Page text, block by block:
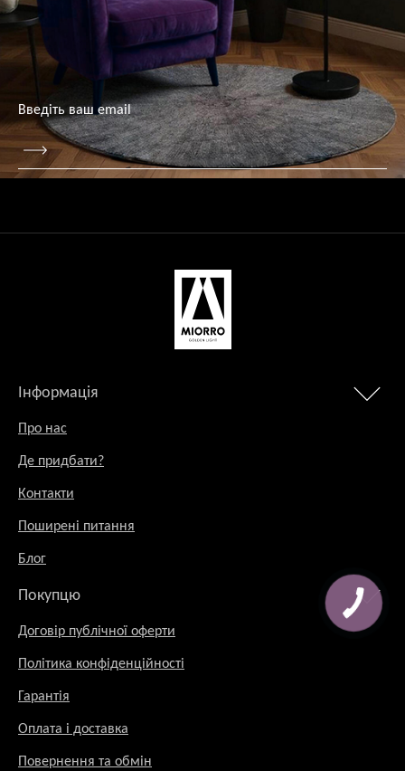
Інформація
Про нас
Де придбати?
Контакти
Поширені питання
Блог
Покупцю
Договір публічної оферти
Політика конфіденційності
Гарантія
Оплата і доставка
Повернення та обмін